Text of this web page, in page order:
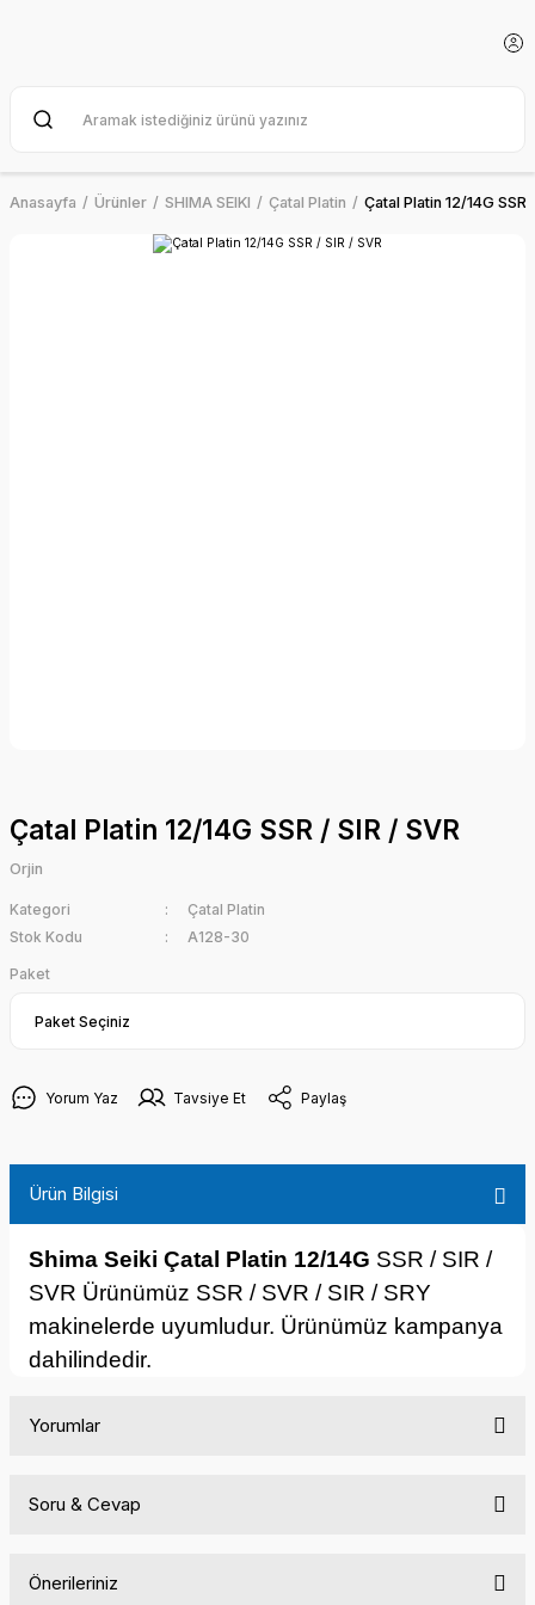
Anasayfa Ürünler SHIMA SEIKI Çatal Platin Çatal Platin 12/14G SSR
Çatal Platin 12/14G SSR / SIR / SVR
Orjin
Kategori
Çatal Platin
Stok Kodu
A128-30
Paket
Yorum Yaz Tavsiye Et Paylaş
Ürün Bilgisi
Shima Seiki Çatal Platin 12/14G SSR / SIR /
SVR Ürünümüz SSR / SVR / SIR / SRY
makinelerde uyumludur. Ürünümüz kampanya
dahilindedir.
Yorumlar
Soru & Cevap
Önerileriniz